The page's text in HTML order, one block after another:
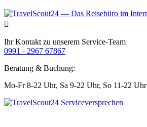
Ihr Kontakt zu unserem Service-Team
0991 - 2967 67867
Beratung & Buchung:
Mo-Fr 8-22 Uhr, Sa 9-22 Uhr, So 11-22 Uhr